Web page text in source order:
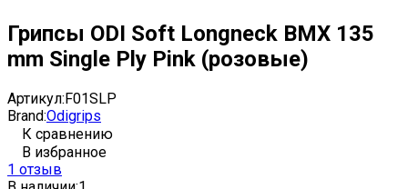
Грипсы ODI Soft Longneck BMX 135
mm Single Ply Pink (розовые)
Артикул:F01SLP
Brand:Odigrips
К сравнению
В избранное
1 отзыв